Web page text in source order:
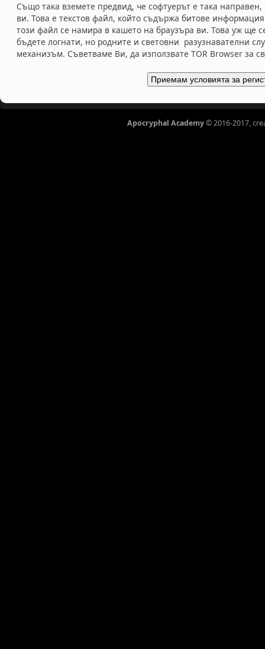
Също така вземете предвид, че софтуерът е така
ви. Това е текстов файл, който съдържа битове
този файл се намира в кашето на браузъра ви. Това уж ще
бъдете логнати, но родните и световни разузнавателни
механизъм. Съветваме Ви, да използвате TOR Browser за
Apocryphal Academy© 2016-2017,